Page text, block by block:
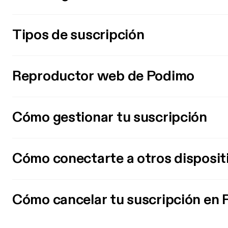
Tipos de suscripción
Reproductor web de Podimo
Cómo gestionar tu suscripción
Cómo conectarte a otros
Cómo cancelar tu suscripción en